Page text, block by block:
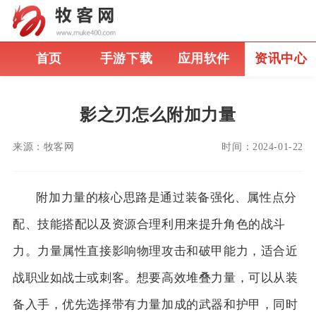
首页 手游下载 应用软件 资讯中心
影之刃怎么附加力量
来源： 牧客网 时间： 2024-01-22
附加力量的核心思路是通过装备强化、属性点分
配、技能搭配以及资源合理利用来提升角色的战斗
力。力量属性直接影响物理攻击和破甲能力，适合近
战职业如战士或刺客。想要高效堆叠力量，可以从装
备入手，优先选择带有力量加成的武器和护甲，同时